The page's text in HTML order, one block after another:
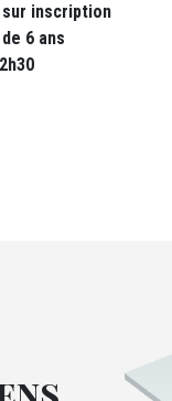
inscription
6 ans